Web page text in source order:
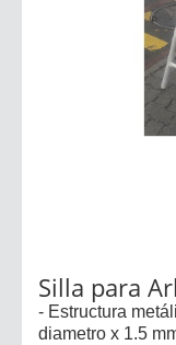
Silla para
- Estructura
diametro x 1.5